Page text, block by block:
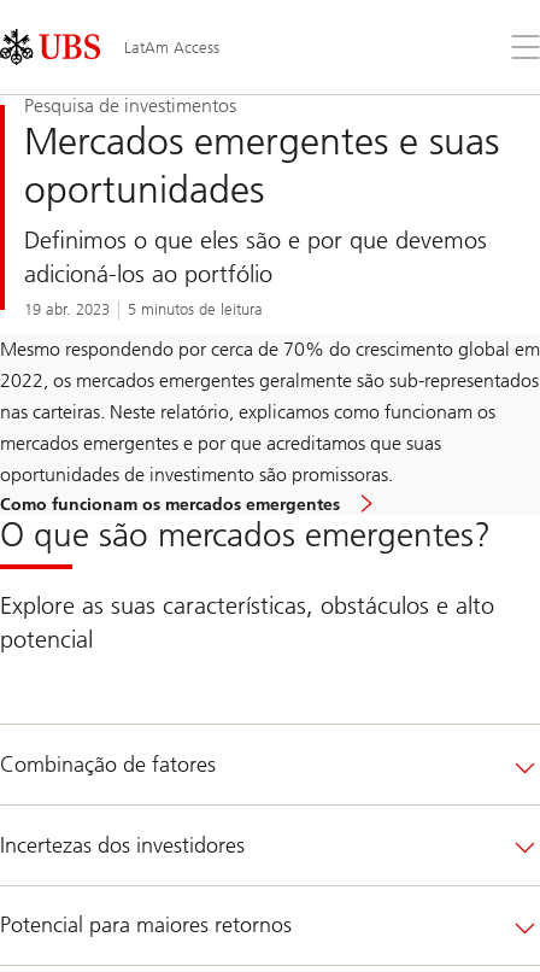
Links
Area
LatAm Access
o
Pesquisa de investimentos
Mercados emergentes e suas
oportunidades
Definimos o que eles são e por que devemos
adicioná-los ao portfólio
19 abr. 2023 5 minutos de leitura
Mesmo respondendo por cerca de 70% do crescimento global em
2022, os mercados emergentes geralmente são sub-representados
nas carteiras. Neste relatório, explicamos como funcionam os
mercados emergentes e por que acreditamos que suas
oportunidades de investimento são promissoras.
Como funcionam os mercados emergentes
artigo
O que são mercados emergentes?
Explore as suas características, obstáculos e alto
potencial
Combinação de fatores
Incertezas dos investidores
Potencial para maiores retornos